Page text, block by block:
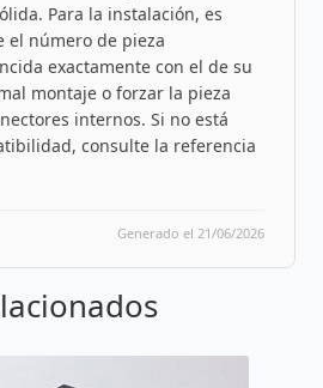
Para la instalación, es
el número de pieza
exactamente con el de su
montaje o forzar la pieza
internos. Si no está
consulte la referencia
Generado el 21/06/2026